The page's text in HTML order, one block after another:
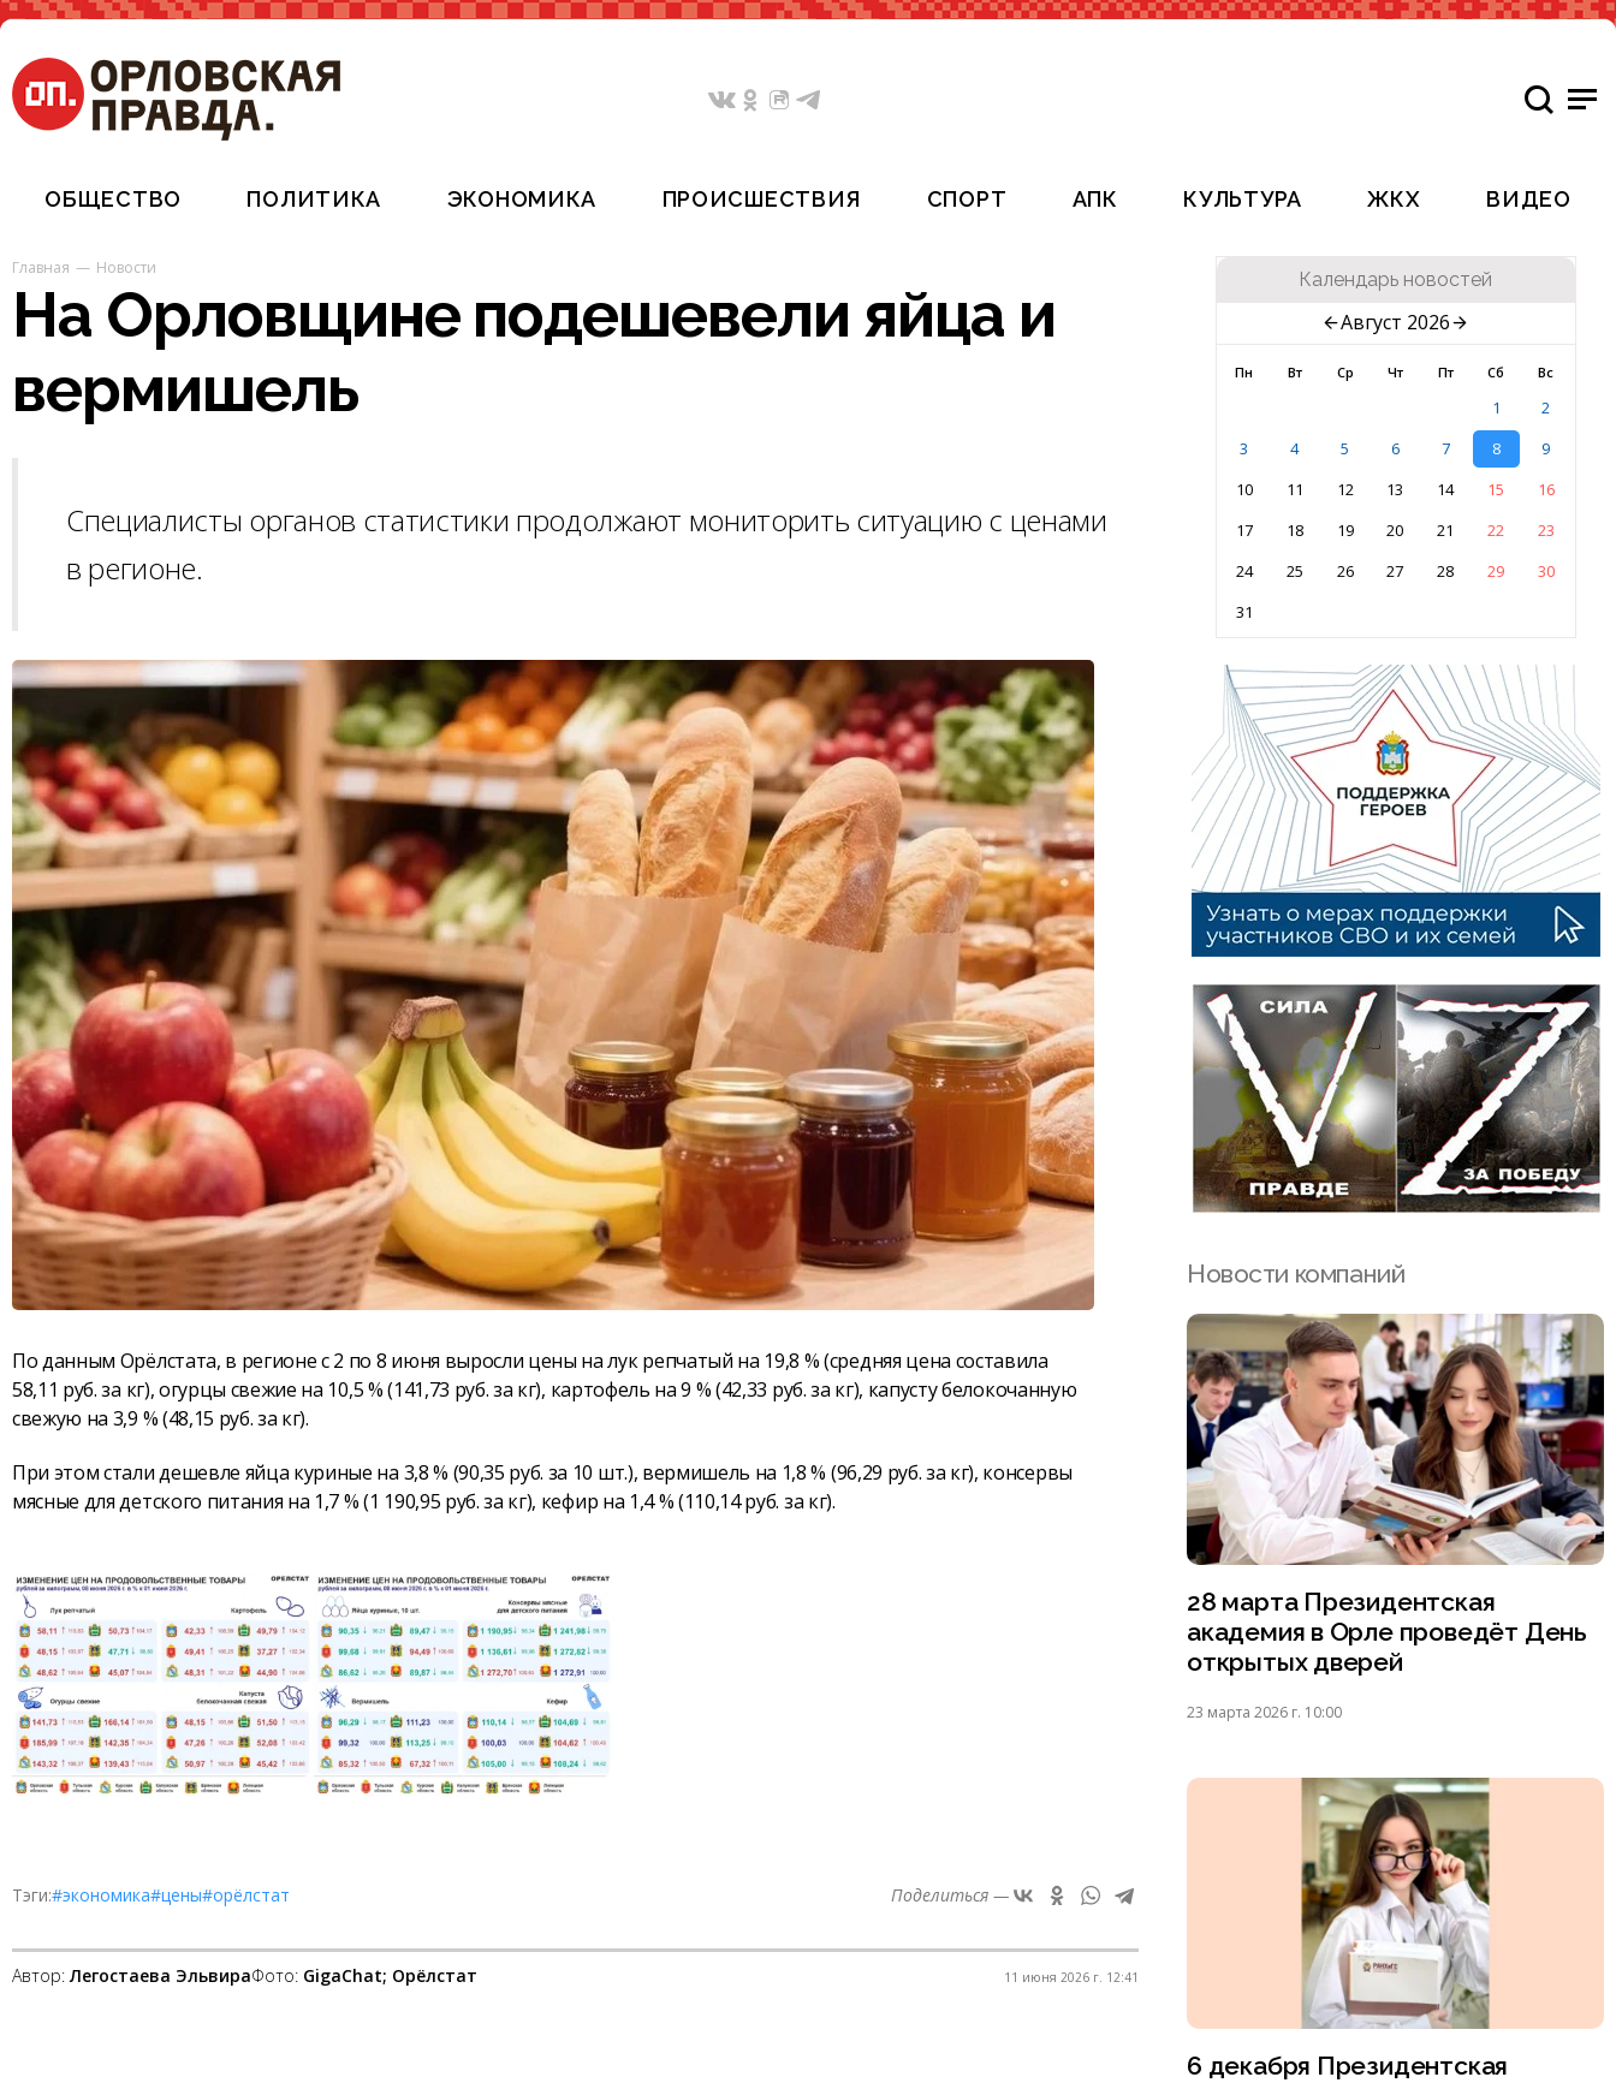
ОБЩЕСТВО ПОЛИТИКА ЭКОНОМИКА ПРОИСШЕСТВИЯ СПОРТ АПК КУЛЬТУРА ЖКХ ВИДЕО
Главная Новости
На Орловщине подешевели яйца и
вермишель
Специалисты органов статистики продолжают мониторить ситуацию с ценами
в регионе.
По данным Орёлстата, в регионе с 2 по 8 июня выросли цены на лук репчатый на 19,8 % (средняя цена составила
58,11 руб. за кг), огурцы свежие на 10,5 % (141,73 руб. за кг), картофель на 9 % (42,33 руб. за кг), капусту белокочанную
свежую на 3,9 % (48,15 руб. за кг).
При этом стали дешевле яйца куриные на 3,8 % (90,35 руб. за 10 шт.), вермишель на 1,8 % (96,29 руб. за кг), консервы
мясные для детского питания на 1,7 % (1 190,95 руб. за кг), кефир на 1,4 % (110,14 руб. за кг).
Тэги:#экономика#цены#орёлстат Поделиться —
Автор: Легостаева ЭльвираФото: GigaChat; Орёлстат 11 июня 2026 г. 12:41
Календарь новостей
Август 2026
Пн Вт Ср Чт Пт Сб Вс
1
2
3
4 5 6 7 8
9
10
11 12 13 14 15
16
17
18 19 20 21 22
23
24
25 26 27 28 29
30
31
Новости компаний
28 марта Президентская
академия в Орле проведёт День
открытых дверей
23 марта 2026 г. 10:00
6 декабря Президентская